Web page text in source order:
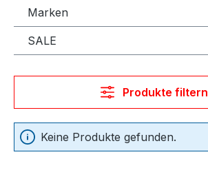
Marken
SALE
Produkte filtern
Keine Produkte gefunden.